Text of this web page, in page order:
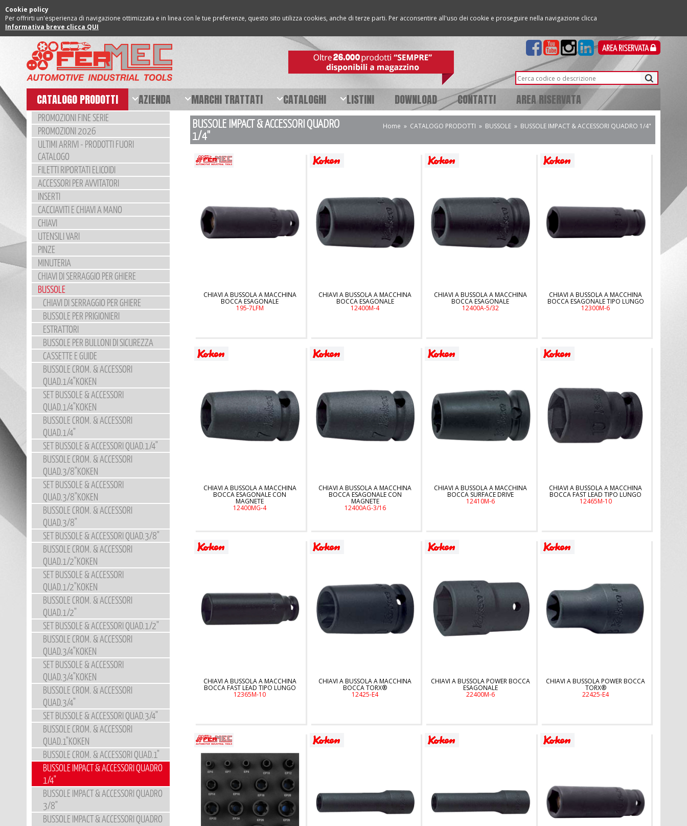
Cookie policy
Per offrirti un'esperienza di navigazione ottimizzata e in linea con le tue preferenze, questo sito utilizza cookies, anche di terze parti. Per acconsentire all'uso dei cookie e proseguire nella navigazione clicca
Informativa breve clicca QUI
AREA RISERVATA
CATALOGO PRODOTTI AZIENDA MARCHI TRATTATI CATALOGHI LISTINI DOWNLOAD CONTATTI AREA RISERVATA
PROMOZIONI FINE SERIE
PROMOZIONI 2026
ULTIMI ARRIVI - PRODOTTI FUORI
CATALOGO
FILETTI RIPORTATI ELICOIDI
ACCESSORI PER AVVITATORI
INSERTI
CACCIAVITI E CHIAVI A MANO
CHIAVI
UTENSILI VARI
PINZE
MINUTERIA
CHIAVI DI SERRAGGIO PER GHIERE
BUSSOLE
CHIAVI DI SERRAGGIO PER GHIERE
BUSSOLE PER PRIGIONIERI
ESTRATTORI
BUSSOLE PER BULLONI DI SICUREZZA
CASSETTE E GUIDE
BUSSOLE CROM. & ACCESSORI
QUAD.1/4"KOKEN
SET BUSSOLE & ACCESSORI
QUAD.1/4"KOKEN
BUSSOLE CROM. & ACCESSORI
QUAD.1/4"
SET BUSSOLE & ACCESSORI QUAD.1/4"
BUSSOLE CROM. & ACCESSORI
QUAD.3/8"KOKEN
SET BUSSOLE & ACCESSORI
QUAD.3/8"KOKEN
BUSSOLE CROM. & ACCESSORI
QUAD.3/8"
SET BUSSOLE & ACCESSORI QUAD.3/8"
BUSSOLE CROM. & ACCESSORI
QUAD.1/2"KOKEN
SET BUSSOLE & ACCESSORI
QUAD.1/2"KOKEN
BUSSOLE CROM. & ACCESSORI
QUAD.1/2"
SET BUSSOLE & ACCESSORI QUAD.1/2"
BUSSOLE CROM. & ACCESSORI
QUAD.3/4"KOKEN
SET BUSSOLE & ACCESSORI
QUAD.3/4"KOKEN
BUSSOLE CROM. & ACCESSORI
QUAD.3/4"
SET BUSSOLE & ACCESSORI QUAD.3/4"
BUSSOLE CROM. & ACCESSORI
QUAD.1"KOKEN
BUSSOLE CROM. & ACCESSORI QUAD.1"
BUSSOLE IMPACT & ACCESSORI QUADRO
1/4"
BUSSOLE IMPACT & ACCESSORI QUADRO
3/8"
BUSSOLE IMPACT & ACCESSORI QUADRO
BUSSOLE IMPACT & ACCESSORI QUADRO
1/4"
Home » CATALOGO PRODOTTI » BUSSOLE » BUSSOLE IMPACT & ACCESSORI QUADRO 1/4"
CHIAVI A BUSSOLA A MACCHINA
BOCCA ESAGONALE
195-7LFM
CHIAVI A BUSSOLA A MACCHINA
BOCCA ESAGONALE
12400M-4
CHIAVI A BUSSOLA A MACCHINA
BOCCA ESAGONALE
12400A-5/32
CHIAVI A BUSSOLA A MACCHINA
BOCCA ESAGONALE TIPO LUNGO
12300M-6
CHIAVI A BUSSOLA A MACCHINA
BOCCA ESAGONALE CON
MAGNETE
12400MG-4
CHIAVI A BUSSOLA A MACCHINA
BOCCA ESAGONALE CON
MAGNETE
12400AG-3/16
CHIAVI A BUSSOLA A MACCHINA
BOCCA SURFACE DRIVE
12410M-6
CHIAVI A BUSSOLA A MACCHINA
BOCCA FAST LEAD TIPO LUNGO
12465M-10
CHIAVI A BUSSOLA A MACCHINA
BOCCA FAST LEAD TIPO LUNGO
12365M-10
CHIAVI A BUSSOLA A MACCHINA
BOCCA TORX®
12425-E4
CHIAVI A BUSSOLA POWER BOCCA
ESAGONALE
22400M-6
CHIAVI A BUSSOLA POWER BOCCA
TORX®
22425-E4